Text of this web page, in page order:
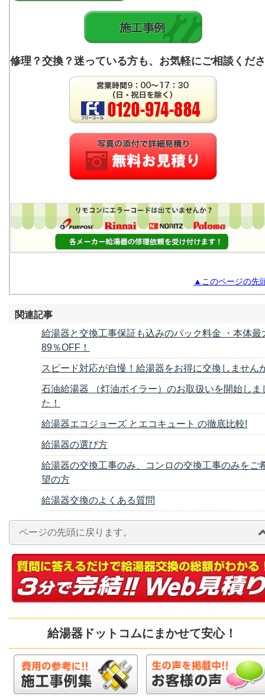
修理？交換？迷っている方も、お気軽にご相談くだ
▲このページの先
関連記事
給湯器と交換工事保証も込みのパック料金 ・本体最
89％OFF！
スピード対応が自慢！給湯器をお得に交換しません
石油給湯器 （灯油ボイラー）のお取扱いを開始しま
た！
給湯器エコジョーズ とエコキュート の徹底比較!
給湯器の選び方
給湯器の交換工事のみ、コンロの交換工事のみをご
望の方
給湯器交換のよくある質問
ページの先頭に戻ります。
給湯器ドットコムにまかせて安心！